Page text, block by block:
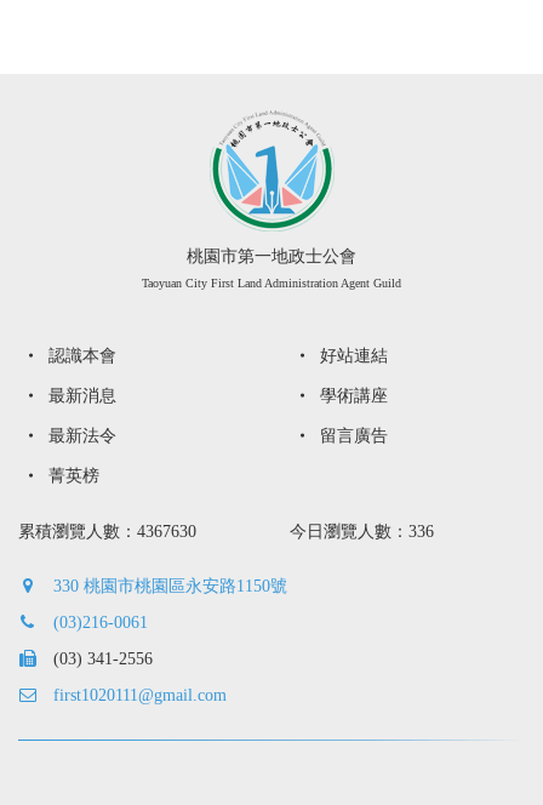
桃園市第一地政士公會
Taoyuan City First Land Administration Agent Guild
認識本會
最新消息
最新法令
菁英榜
好站連結
學術講座
留言廣告
累積瀏覽人數：4367630 今日瀏覽人數：336
330 桃園市桃園區永安路1150號
(03)216-0061
(03) 341-2556
first1020111@gmail.com